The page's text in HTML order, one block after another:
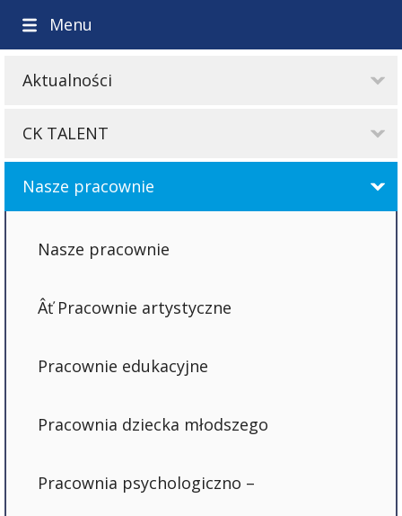
Menu
Aktualności
CK TALENT
Nasze pracownie
Nasze pracownie
Pracownie artystyczne
Pracownie edukacyjne
Pracownia dziecka młodszego
Pracownia psychologiczno –